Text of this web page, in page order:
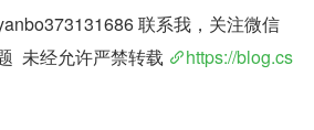
联系我，关注微信
未经允许严禁转载
https://blog.cs